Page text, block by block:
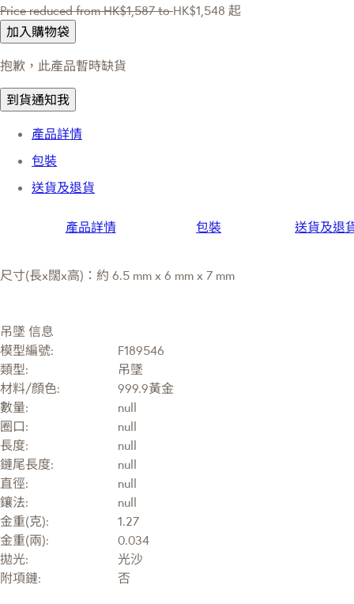
Price reduced fromHK$1,587 toHK$1,548 起
加入購物袋
抱歉，此產品暫時缺貨
到貨通知我
產品詳情
包裝
送貨及退貨
產品詳情 包裝 送貨及退
尺寸(長x闊x高)：約 6.5 mm x 6 mm x 7 mm
吊墜 信息
模型編號:
F189546
類型:
吊墜
材料/顔色:
999.9黃金
數量:
null
圈口:
null
長度:
null
鏈尾長度:
null
直徑:
null
鑲法:
null
金重(克):
1.27
金重(兩):
0.034
拋光:
光沙
附項鏈:
否